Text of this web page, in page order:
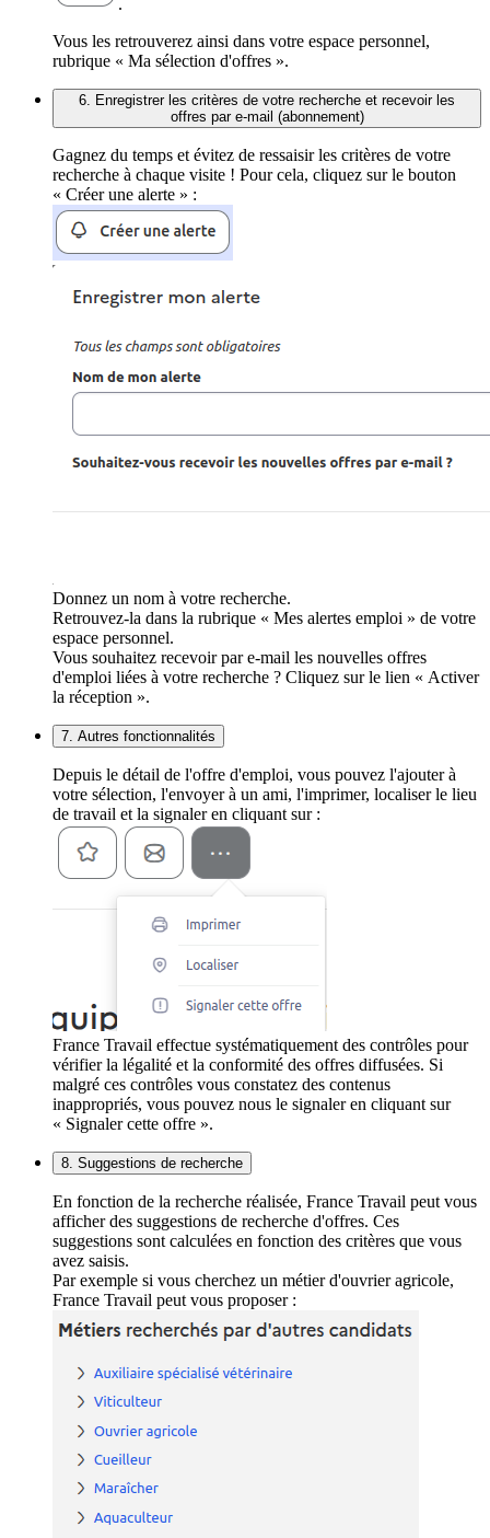
.
Vous les retrouverez ainsi dans votre espace personnel,
rubrique « Ma sélection d'offres ».
6. Enregistrer les critères de votre recherche et recevoir les
offres par e-mail (abonnement)
Gagnez du temps et évitez de ressaisir les critères de votre
recherche à chaque visite ! Pour cela, cliquez sur le bouton
« Créer une alerte » :
Donnez un nom à votre recherche.
Retrouvez-la dans la rubrique « Mes alertes emploi » de votre
espace personnel.
Vous souhaitez recevoir par e-mail les nouvelles offres
d'emploi liées à votre recherche ? Cliquez sur le lien « Activer
la réception ».
7. Autres fonctionnalités
Depuis le détail de l'offre d'emploi, vous pouvez l'ajouter à
votre sélection, l'envoyer à un ami, l'imprimer, localiser le lieu
de travail et la signaler en cliquant sur :
France Travail effectue systématiquement des contrôles pour
vérifier la légalité et la conformité des offres diffusées. Si
malgré ces contrôles vous constatez des contenus
inappropriés, vous pouvez nous le signaler en cliquant sur
« Signaler cette offre ».
8. Suggestions de recherche
En fonction de la recherche réalisée, France Travail peut vous
afficher des suggestions de recherche d'offres. Ces
suggestions sont calculées en fonction des critères que vous
avez saisis.
Par exemple si vous cherchez un métier d'ouvrier agricole,
France Travail peut vous proposer :